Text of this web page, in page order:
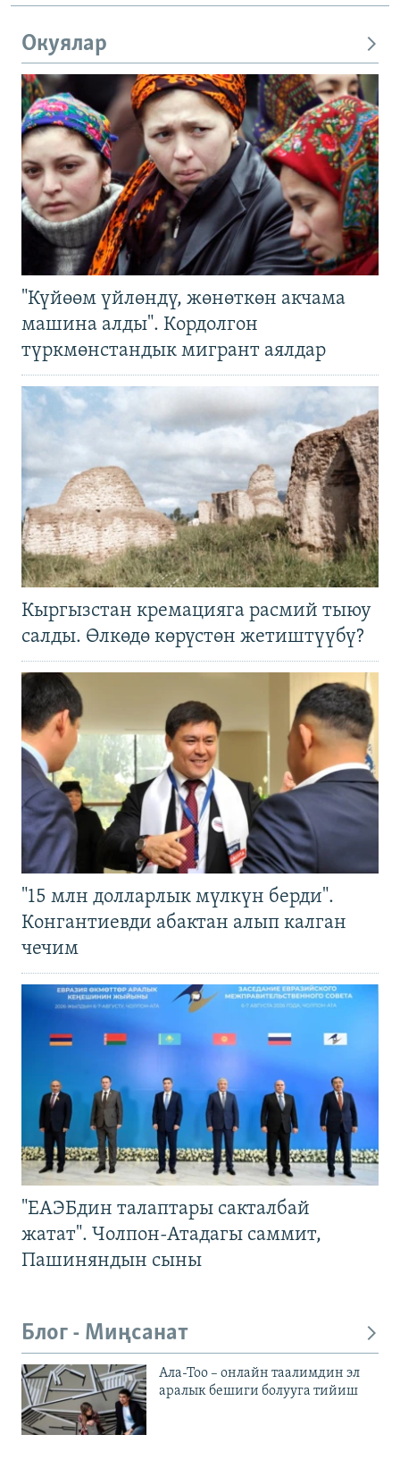
Окуялар
"Күйөөм үйлөндү, жөнөткөн акчама
машина алды". Кордолгон
түркмөнстандык мигрант аялдар
Кыргызстан кремацияга расмий тыюу
салды. Өлкөдө көрүстөн жетиштүүбү?
"15 млн долларлык мүлкүн берди".
Конгантиевди абактан алып калган
чечим
"ЕАЭБдин талаптары сакталбай
жатат". Чолпон-Атадагы саммит,
Пашиняндын сыны
Блог - Миңсанат
Ала-Тоо – онлайн таалимдин эл
аралык бешиги болууга тийиш